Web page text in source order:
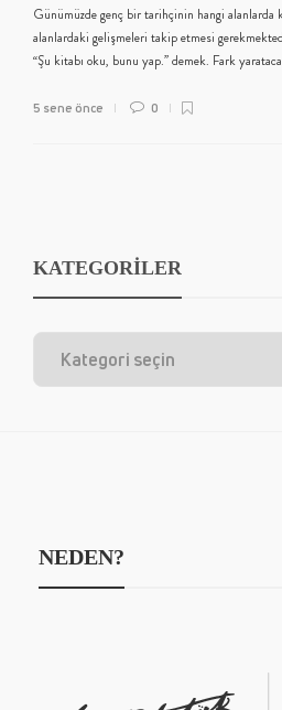
Günümüzde genç bir tarihçinin hangi
alanlardaki gelişmeleri takip etmesi
“Şu kitabı oku, bunu yap.” demek. Fark
5 sene önce 0
KATEGORİLER
NEDEN?